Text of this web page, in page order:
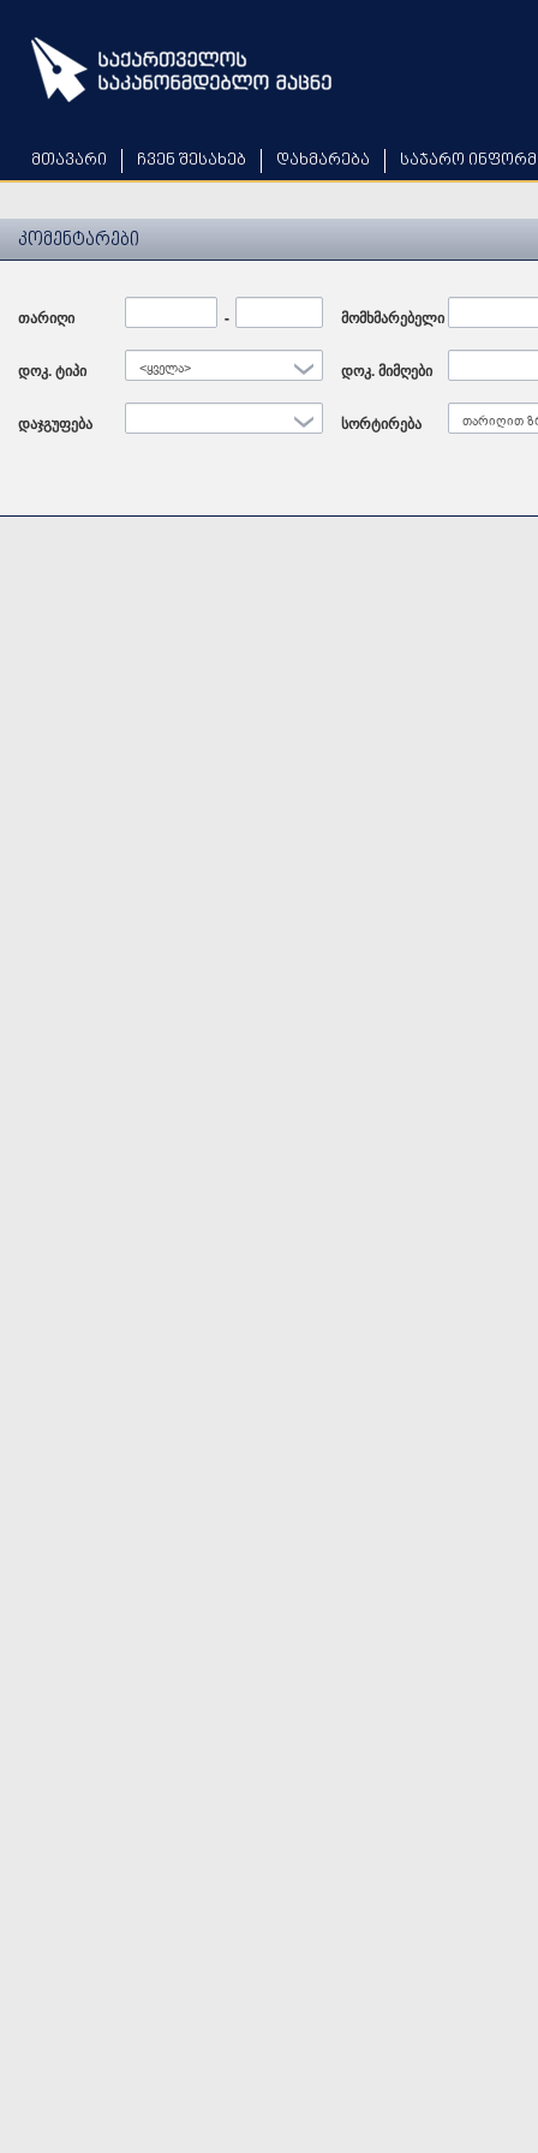
main
content
მთავარი ჩვენ შესახებ დახმარება საჯარო
კომენტარები
თარიღი - მომხმარებელი
დოკ. ტიპი <ყველა> დოკ. მიმღები
დაჯგუფება სორტირება თარიღით